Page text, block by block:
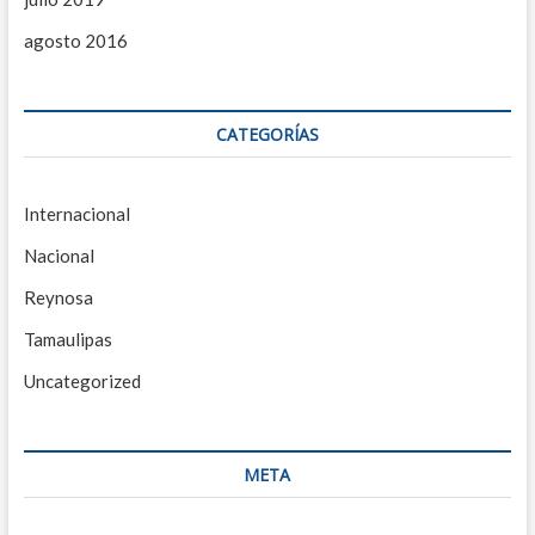
agosto 2016
CATEGORÍAS
Internacional
Nacional
Reynosa
Tamaulipas
Uncategorized
META